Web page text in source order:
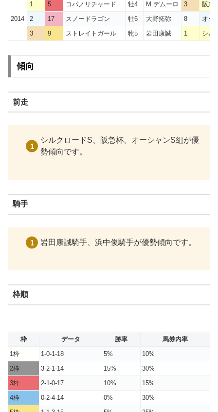
2014
1 5 コパノリチャード 牡4 M.デムーロ 3
阪急
2
17 スノードラゴン 牡6 大野拓弥 8
オー
3
9 ストレイトガール 牝5 岩田康誠 1 シル
傾向
前走
シルクロードS、阪急杯、オーシャンS組が優
勢傾向です。
騎手
岩田康誠騎手、浜中俊騎手が優勢傾向です。
枠順
枠 データ 勝率
馬券内率
1枠
1-0-1-18 5%
10%
2枠
3-2-1-14 15%
30%
3枠
2-1-0-17 10%
15%
4枠
0-2-4-14 0%
30%